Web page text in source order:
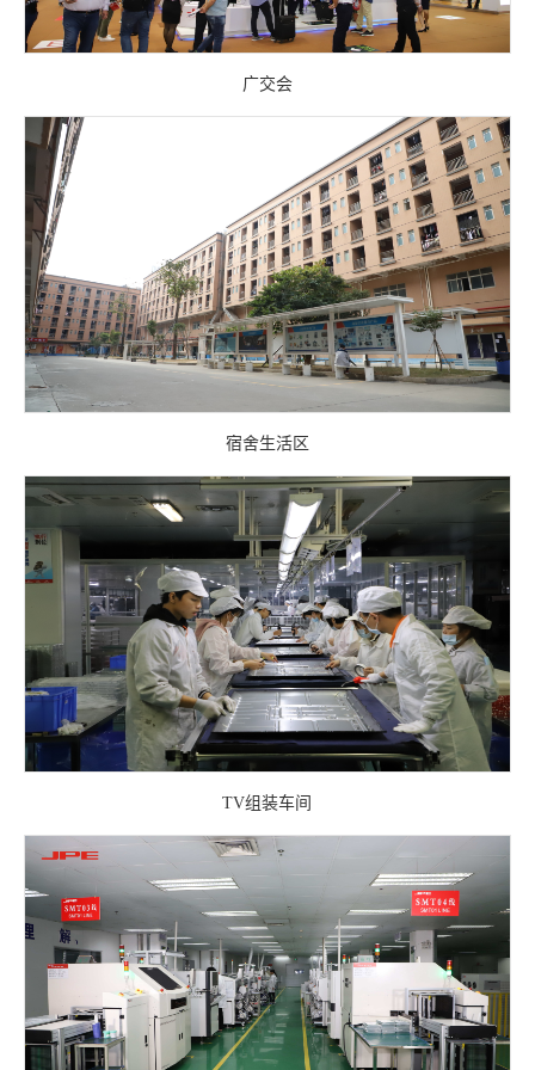
广交会
宿舍生活区
TV组装车间